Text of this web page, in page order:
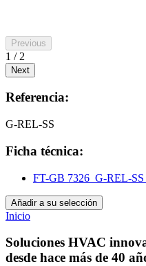
Previous
1 / 2
Next
Referencia:
G-REL-SS
Ficha técnica:
FT-GB 7326_G-REL-
Añadir a su selección
Inicio
Soluciones HVAC
desde hace más de 40